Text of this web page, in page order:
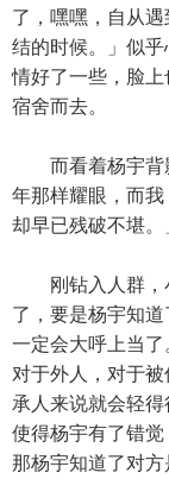
了，嘿嘿，自从
结的时候。」似乎
情好了一些，脸
宿舍而去。
而看着杨宇背
年那样耀眼，而我
却早已残破不堪。
刚钻入人群，
了，要是杨宇知道
一定会大呼上当
对于外人，对于被
承人来说就会轻
使得杨宇有了错觉
那杨宇知道了对